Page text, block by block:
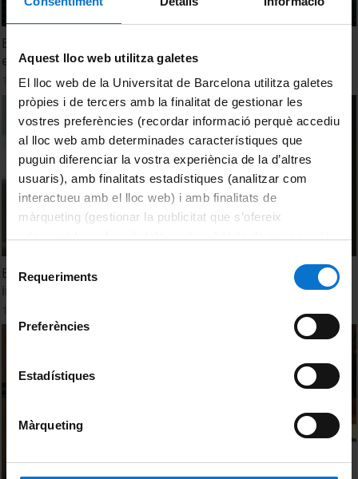
Aquest lloc web utilitza galetes
El lloc web de la Universitat de Barcelona utilitza galetes
pròpies i de tercers amb la finalitat de gestionar les
vostres preferències (recordar informació perquè accediu
al lloc web amb determinades característiques que
puguin diferenciar la vostra experiència de la d’altres
usuaris), amb finalitats estadístiques (analitzar com
interactueu amb el lloc web) i amb finalitats de
màrqueting (gestionar la publicitat que s’ofereix
consultar laPolítica de galetes del lloc web de la
Selecció
de
consentiment
Requeriments
Preferències
Estadístiques
Màrqueting
EIT Health, principal organisme europeu per l'innovació
en salut
1 Abril, 2016
EIT Health, principal organismo europeo para la
innovación en salud